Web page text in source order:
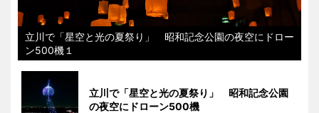
立川で「星空と光の夏祭り」 昭和記念公園の夜空にドロー
ン500機１
立川で「星空と光の夏祭り」 昭和記念公園
の夜空にドローン500機